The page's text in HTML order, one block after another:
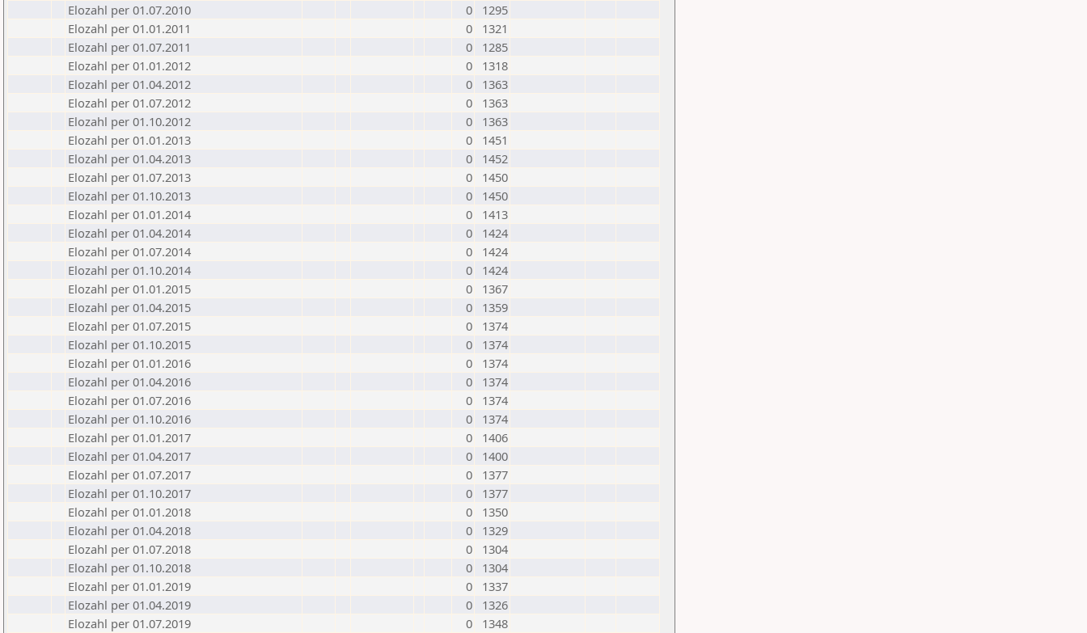
Elozahl per 01.07.2010
0
1295
Elozahl per 01.01.2011
0
1321
Elozahl per 01.07.2011
0
1285
Elozahl per 01.01.2012
0
1318
Elozahl per 01.04.2012
0
1363
Elozahl per 01.07.2012
0
1363
Elozahl per 01.10.2012
0
1363
Elozahl per 01.01.2013
0
1451
Elozahl per 01.04.2013
0
1452
Elozahl per 01.07.2013
0
1450
Elozahl per 01.10.2013
0
1450
Elozahl per 01.01.2014
0
1413
Elozahl per 01.04.2014
0
1424
Elozahl per 01.07.2014
0
1424
Elozahl per 01.10.2014
0
1424
Elozahl per 01.01.2015
0
1367
Elozahl per 01.04.2015
0
1359
Elozahl per 01.07.2015
0
1374
Elozahl per 01.10.2015
0
1374
Elozahl per 01.01.2016
0
1374
Elozahl per 01.04.2016
0
1374
Elozahl per 01.07.2016
0
1374
Elozahl per 01.10.2016
0
1374
Elozahl per 01.01.2017
0
1406
Elozahl per 01.04.2017
0
1400
Elozahl per 01.07.2017
0
1377
Elozahl per 01.10.2017
0
1377
Elozahl per 01.01.2018
0
1350
Elozahl per 01.04.2018
0
1329
Elozahl per 01.07.2018
0
1304
Elozahl per 01.10.2018
0
1304
Elozahl per 01.01.2019
0
1337
Elozahl per 01.04.2019
0
1326
Elozahl per 01.07.2019
0
1348